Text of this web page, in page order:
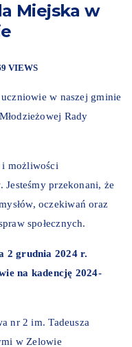
Miejska w
VIEWS
w naszej gminie
Rady
możliwości
przekonani, że
oczekiwań oraz
społecznych.
2 grudnia 2024 r.
na kadencję 2024-
nr 2 im. Tadeusza
w Zelowie